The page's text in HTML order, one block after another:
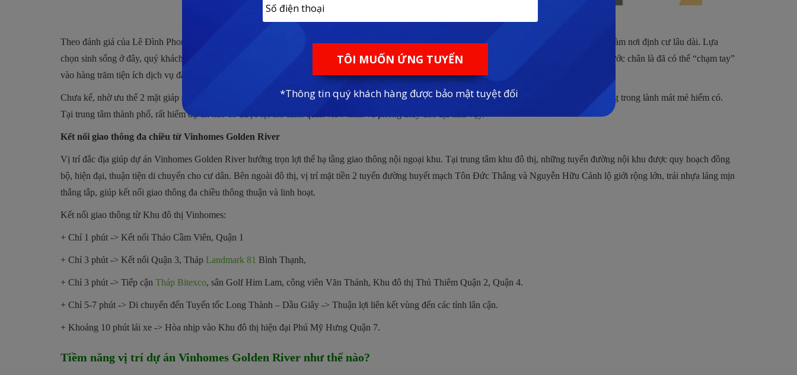
Theo đánh giá của Lê Đình Phong, vị trí dự án rất ĐẸP. Kết nối thông thuận, tiện ích khu vực đa dạng đầy đủ, căn hộ Vinhomes Ba Son thích hợp làm nơi định cư lâu dài. Lựa
chọn sinh sống ở đây, quý khách sẽ không cần lo lắng đến vấn đề di chuyển đi học, đi làm mất quá nhiều thời gian. Mà đặc biệt, chỉ chưa đến vài bước chân là đã có thể “chạm tay”
vào hàng trăm tiện ích dịch vụ đẳng cấp nhất tại trung tâm thành phố.
Chưa kể, nhờ ưu thế 2 mặt giáp sông Sài Gòn và hướng vềThảo Cầm Viênxanh ngát tầm mắt, dự án nghiễm nhiên được hưởng lợi môi trường sống trong lành mát mẻ hiếm có.
Tại trung tâm thành phố, rất hiếm dự án nào có được lợi thế cảnh quan view nhìn và phong thủy đắc địa như vậy.
Kết nối giao thông đa chiều từ Vinhomes Golden River
Vị trí đắc địa giúp dự án Vinhomes Golden River hưởng trọn lợi thế hạ tầng giao thông nội ngoại khu. Tại trung tâm khu đô thị, những tuyến đường nội khu được quy hoạch đồng
bộ, hiện đại, thuận tiện di chuyển cho cư dân. Bên ngoài đô thị, vị trí mặt tiền 2 tuyến đường huyết mạch Tôn Đức Thắng và Nguyễn Hữu Cảnh lộ giới rộng lớn, trải nhựa láng mịn
thẳng tắp, giúp kết nối giao thông đa chiều thông thuận và linh hoạt.
Kết nối giao thông từ Khu đô thị Vinhomes:
+ Chỉ 1 phút -> Kết nối Thảo Cầm Viên, Quận 1
+ Chỉ 3 phút -> Kết nối Quận 3, Tháp Landmark 81 Bình Thạnh,
+ Chỉ 3 phút -> Tiếp cận Tháp Bitexco, sân Golf Him Lam, công viên Văn Thánh, Khu đô thị Thủ Thiêm Quận 2, Quận 4.
+ Chỉ 5-7 phút -> Di chuyển đến Tuyến tốc Long Thành – Dầu Giây -> Thuận lợi liên kết vùng đến các tỉnh lân cận.
+ Khoảng 10 phút lái xe -> Hòa nhịp vào Khu đô thị hiện đại Phú Mỹ Hưng Quận 7.
Tiềm năng vị trí dự án Vinhomes Golden River như thế nào?